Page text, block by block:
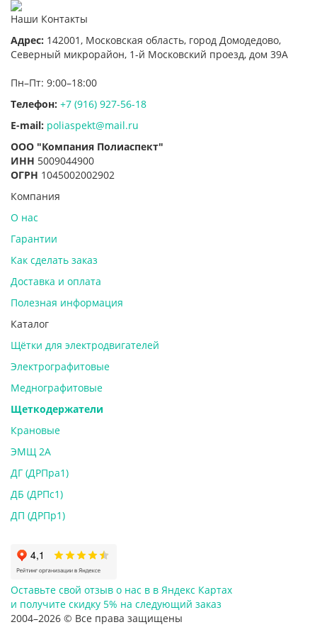
Наши Контакты
Адрес: 142001, Московская область, город Домодедово,
Северный микрорайон, 1-й Московский проезд, дом 39А
Пн–Пт: 9:00–18:00
Телефон: +7 (916) 927-56-18
E-mail: poliaspekt@mail.ru
ООО "Компания Полиаспект"
ИНН 5009044900
ОГРН 1045002002902
Компания
О нас
Гарантии
Как сделать заказ
Доставка и оплата
Полезная информация
Каталог
Щётки для электродвигателей
Электрографитовые
Меднографитовые
Щеткодержатели
Крановые
ЭМЩ 2А
ДГ (ДРПра1)
ДБ (ДРПс1)
ДП (ДРПр1)
Оставьте свой отзыв о нас в в Яндекс Картах
и получите скидку 5% на следующий заказ
2004–2026 © Все права защищены